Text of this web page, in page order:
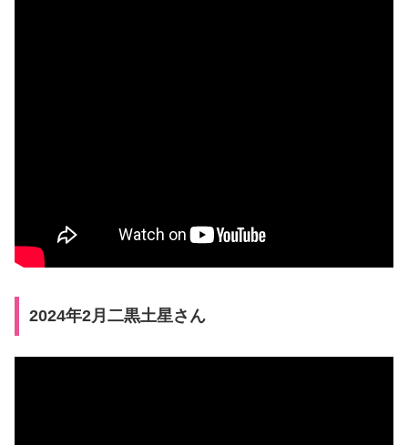
2024年2月二黒土星さん